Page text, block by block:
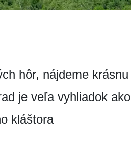
hôr, nájdeme krásnu
je veľa vyhliadok ako
kláštora